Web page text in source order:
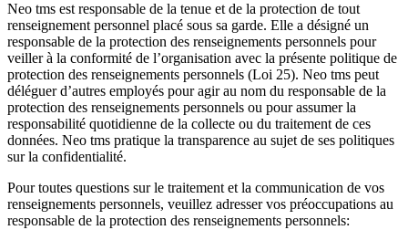
Neo tms est responsable de la tenue et de la protection de tout
renseignement personnel placé sous sa garde. Elle a désigné un
responsable de la protection des renseignements personnels pour
veiller à la conformité de l’organisation avec la présente politique de
protection des renseignements personnels (Loi 25). Neo tms peut
déléguer d’autres employés pour agir au nom du responsable de la
protection des renseignements personnels ou pour assumer la
responsabilité quotidienne de la collecte ou du traitement de ces
données. Neo tms pratique la transparence au sujet de ses politiques
sur la confidentialité.
Pour toutes questions sur le traitement et la communication de vos
renseignements personnels, veuillez adresser vos préoccupations au
responsable de la protection des renseignements personnels: